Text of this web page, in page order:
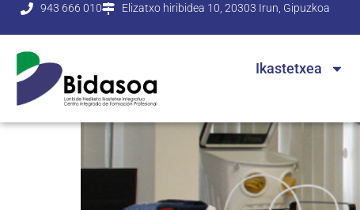
943 666 010 Elizatxo hiribidea 10, 20303 Irun, Gipuzkoa
Ikastetxea